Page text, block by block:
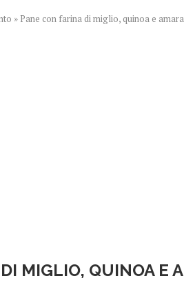
» Pane con farina di miglio, quinoa e
MIGLIO, QUINOA E